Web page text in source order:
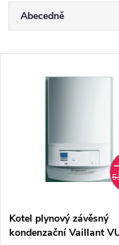
Ř
a
p
Abecedně
s
Kotel plynový závěsný
kondenzační Vaillant